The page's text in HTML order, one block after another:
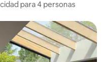
para 4 personas